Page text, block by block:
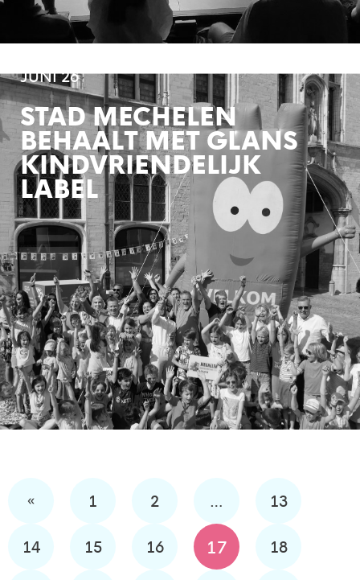
JUNI 26
STAD MECHELEN
BEHAALT MET GLANS
KINDVRIENDELIJK
LABEL
« 1 2 … 13
14 15 16 17 18